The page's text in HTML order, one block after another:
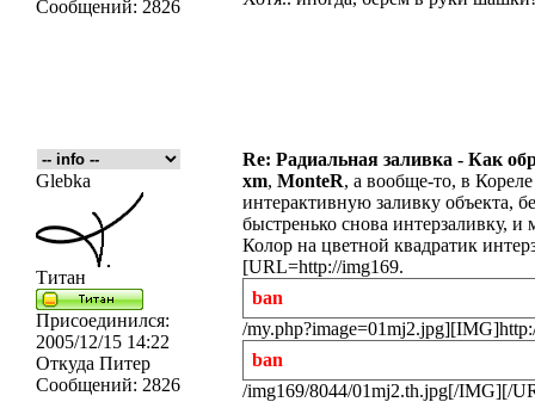
Сообщений: 2826
Re: Радиальная заливка - Как
Glebka
Титан
Присоединился:
2005/12/15 14:22
Откуда Питер
Сообщений: 2826
xm, MonteR, а вообще-то, в
интерактивную заливку объекта,
быстренько снова интерзаливку,
Колор на цветной квадратик
[URL=http://img169.
ban
/
ban
/img169/8044/01mj2.th.jpg[/IMG][/